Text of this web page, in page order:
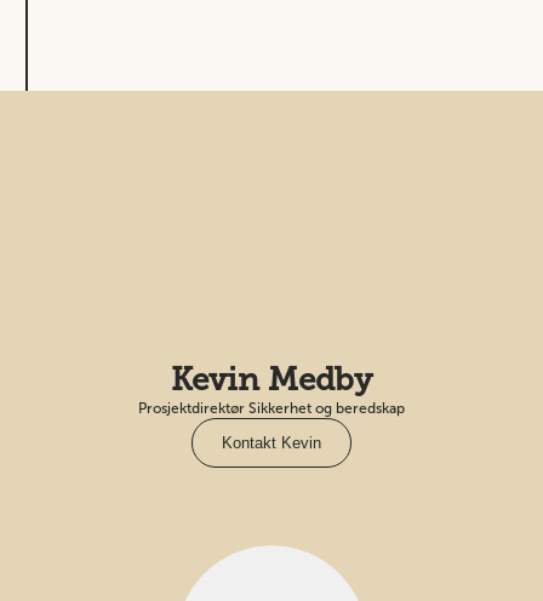
Kevin Medby
Prosjektdirektør Sikkerhet og beredskap
Kontakt Kevin